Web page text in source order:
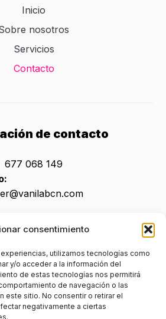
consentimiento
utilizamos tecnologías como
y/o acceder a la información del
de estas tecnologías nos permitirá
de navegación o las
este sitio. No consentir o retirar el
negativamente a ciertas
Inicio
nosotros
Servicios
Contacto
de contacto
677 068 149
Legal
Aviso legal
de privacidad
Accesibilidad